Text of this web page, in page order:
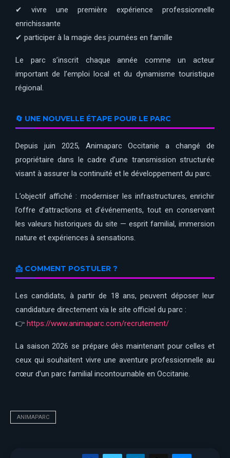
✔ vivre une première expérience professionnelle
enrichissante
✔ participer à la magie des journées en famille
Le parc s’inscrit chaque année comme un acteur
important de l’emploi local et du dynamisme touristique
régional.
🔄 UNE NOUVELLE ÉTAPE POUR LE PARC
Depuis juin 2025, Animaparc Occitanie a changé de
propriétaire dans le cadre d’une transmission structurée
visant à assurer la continuité et le développement du parc.
L’objectif affiché : moderniser les infrastructures, enrichir
l’offre d’attractions et d’événements, tout en conservant
les valeurs historiques du site — esprit familial, immersion
nature et expériences à sensations.
📩 COMMENT POSTULER ?
Les candidats, à partir de 18 ans, peuvent déposer leur
candidature directement via le site officiel du parc :
👉 https://www.animaparc.com/recrutement/
La saison 2026 se prépare dès maintenant pour celles et
ceux qui souhaitent vivre une aventure professionnelle au
cœur d’un parc familial incontournable en Occitanie.
ANIMAPARC